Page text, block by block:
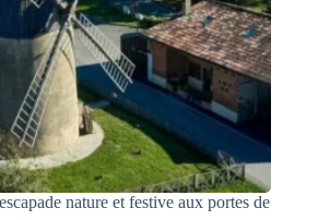
nature et festive aux portes de